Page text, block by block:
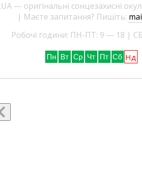
— оригінальні сонцезахисні
| Маєте запитання? Пишіть:
Робочі години: ПН-ПТ: 9 — 18 |
Пн Вт Ср Чт Пт Сб Нд